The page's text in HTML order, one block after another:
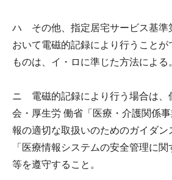
ハ その他、指定居宅サービス基準
おいて電磁的記録により行うことが
ものは、イ・ロに準じた方法による
ニ 電磁的記録により行う場合は、
会・厚生労 働省「医療・介護関係
報の適切な取扱いのためのガイダン
「医療情報システムの安全管理に関
等を遵守すること。